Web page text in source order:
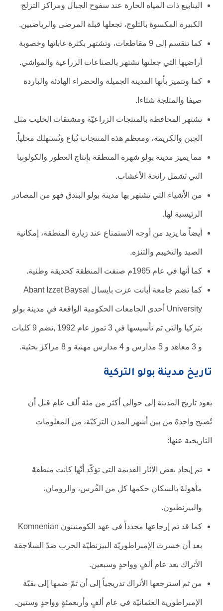
الينابيع ذات المياه الحارة عند سفوح الجبال ومراكز التزلج
الكبيرة المكسوة بالثلوج، تجعلها قبلة المرضى والرياضيين.
كما تنقسم إلى 9 مقاطعات، وتشتهر بكثرة غاباتها وخصوبة
أراضيها التي جعلتها تشتهر بالصناعات الزراعية والمواشي.
كما وتتميز بأنها المدينة الجميلة والخضراء الهادئة والباردة
صيفا والمثلجة شتاءا.
تشتهر المحافظة بالمنتجات الزراعيّة ومشتقات الحليب مثل
الجبن والكريمة، ومعظم هذه المنتجات تُباع وتُستهلك محلياً.
مما يميز مدينة بولو شهرة المنطقة بإنتاج العطور والكولونيا
التي تشمل رائحة الأعشاب.
من الأشياء التي تشتهر بها مدينة بولو البندق فهو من المصادر
الرئيسية لها.
أيضاً ما يزيد من أوجه الاستمتاع عند زيارة المنطقة، إمكانية
الصيد والتخييم والتنزه.
كما أنها في عام 1965م صنفت المنطقة كحديقة وطنية .
كما تضم جامعة أبانت عزت بايسال Abant Izzet Baysal
University أحدى الجامعات الحكومية الواقعة في مدينة بولو
بتركيا والتي تم تأسيسها في 3 تموز عام 1992 ,تضم 9 كليات
و 3 معاهد و 5 مدارس و 4 مدارس مهنية و 8 مراكز بحثية.
تاريخ مدينة بولو التركية
يعود تاريخ المدينة إلى حوالي أكثر من مئة ألف عام قبل أن
تُصبح واحدةَ من بين أشهر المدن التركيّة، من المعلومات
التاريخية عنها:
تم إيجاد بعض الآثار القديمة التي تؤكّد أنّها كانت منطقةَ
مأهولةَ بالسكان حكمها كل من الفُرس، والرومان،
والبيزنطيون.
كما قد تم إرجاعها مجدداً في عهد الكومنينون Komnenian
بعد أن خسرت الإمبراطوريّة البيزنطيّة الحرب ضدّ السلاجقة
الأتراك بعد عام ألفٍ وواحدٍ وسبعين.
من ثم استرجعها الأتراك تدريجياً إلى أن تمّ ضمها إلى بقيّة
الإمبراطورية العثمانيّة في عام ألفٍ وأربعمئةٍ وواحدٍ وستين.